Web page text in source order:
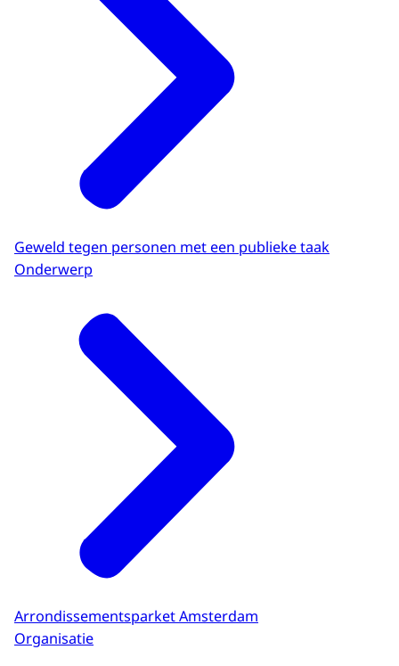
Geweld tegen personen met een publieke taak
Onderwerp
Arrondissementsparket Amsterdam
Organisatie